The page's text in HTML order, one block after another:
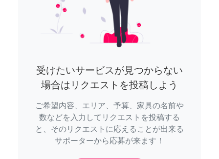
受けたいサービスが見つからない
場合はリクエストを投稿しよう
ご希望内容、エリア、予算、家具の名前や
数などを入力してリクエストを投稿する
と、そのリクエストに応えることが出来る
サポーターから応募が来ます！